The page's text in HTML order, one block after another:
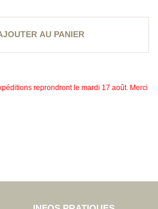
AU PANIER
reprondront le mardi 17 août. Merci